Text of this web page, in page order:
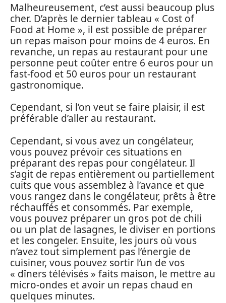
Malheureusement, c’est aussi beaucoup plus
cher. D’après le dernier tableau « Cost of
Food at Home », il est possible de préparer
un repas maison pour moins de 4 euros. En
revanche, un repas au restaurant pour une
personne peut coûter entre 6 euros pour un
fast-food et 50 euros pour un restaurant
gastronomique.
Cependant, si l’on veut se faire plaisir, il est
préférable d’aller au restaurant.
Cependant, si vous avez un congélateur,
vous pouvez prévoir ces situations en
préparant des repas pour congélateur. Il
s’agit de repas entièrement ou partiellement
cuits que vous assemblez à l’avance et que
vous rangez dans le congélateur, prêts à être
réchauffés et consommés. Par exemple,
vous pouvez préparer un gros pot de chili
ou un plat de lasagnes, le diviser en portions
et les congeler. Ensuite, les jours où vous
n’avez tout simplement pas l’énergie de
cuisiner, vous pouvez sortir l’un de vos
« dîners télévisés » faits maison, le mettre au
micro-ondes et avoir un repas chaud en
quelques minutes.